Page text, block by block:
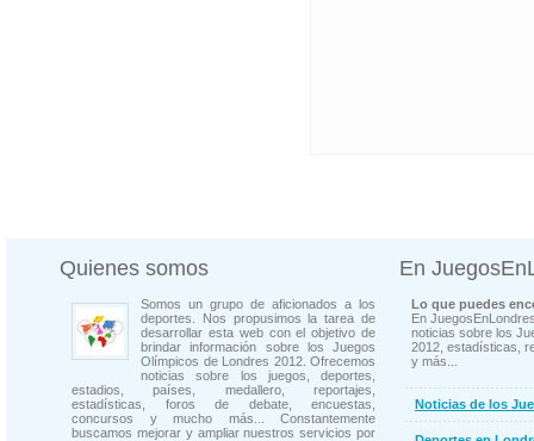
Quienes somos
Somos un grupo de aficionados a los
deportes. Nos propusimos la tarea de
desarrollar esta web con el objetivo de
brindar información sobre los Juegos
Olímpicos de Londres 2012. Ofrecemos
noticias sobre los juegos, deportes,
estadios, países, medallero, reportajes,
estadísticas, foros de debate, encuestas,
concursos y mucho más... Constantemente
buscamos mejorar y ampliar nuestros servicios por
En
Lo que puedes
En
noticias sobre los
2012, estadísticas,
y más...
Noticias de los